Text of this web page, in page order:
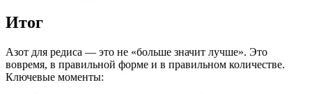
Итог
Азот для редиса — это не «больше значит лучше». Это
вовремя, в правильной форме и в правильном количестве.
Ключевые моменты: